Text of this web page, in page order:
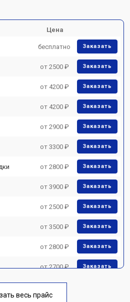
Цена
бесплатно Заказать
от 2500 ₽ Заказать
от 4200 ₽ Заказать
от 4200 ₽ Заказать
от 2900 ₽ Заказать
от 3300 ₽ Заказать
от 2800 ₽ Заказать
от 3900 ₽ Заказать
от 2500 ₽ Заказать
от 3500 ₽ Заказать
от 2800 ₽ Заказать
от 2700 ₽ Заказать
весь прайс